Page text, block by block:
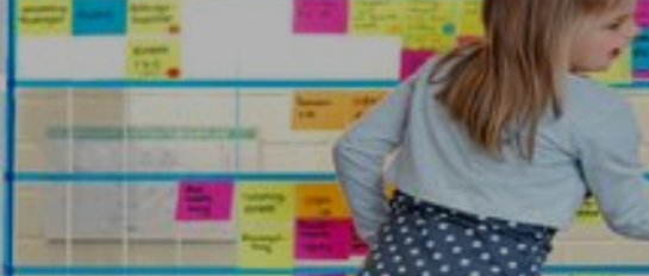
pratik bilgiler ediniyor. Ayrıca gençlere iş başvurusu eğitimi